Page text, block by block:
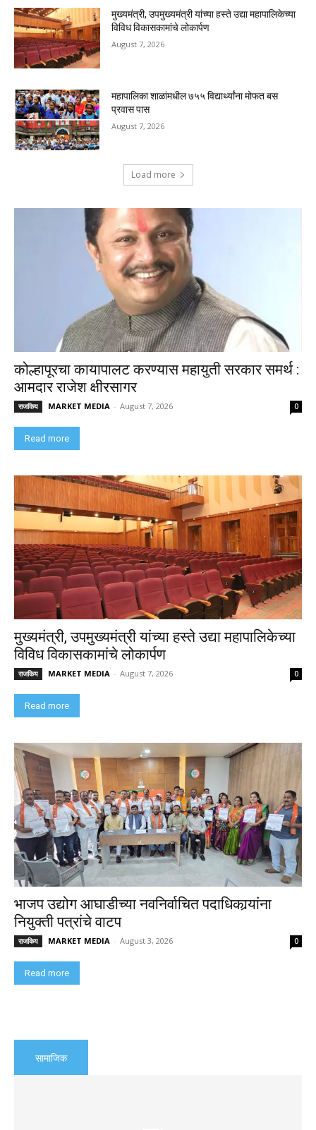
मुख्यमंत्री, उपमुख्यमंत्री यांच्या हस्ते उद्या महापालिकेच्या
विविध विकासकामांचे लोकार्पण
August 7, 2026
महापालिका शाळांमधील ७५५ विद्यार्थ्यांना मोफत बस
प्रवास पास
August 7, 2026
Load more
कोल्हापूरचा कायापालट करण्यास महायुती सरकार समर्थ :
आमदार राजेश क्षीरसागर
राजकिय MARKET MEDIA - August 7, 2026 0
Read more
मुख्यमंत्री, उपमुख्यमंत्री यांच्या हस्ते उद्या महापालिकेच्या
विविध विकासकामांचे लोकार्पण
राजकिय MARKET MEDIA - August 7, 2026 0
Read more
भाजप उद्योग आघाडीच्या नवनिर्वाचित पदाधिकार्‍यांना
नियुक्ती पत्रांचे वाटप
राजकिय MARKET MEDIA - August 3, 2026 0
Read more
सामाजिक